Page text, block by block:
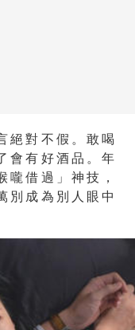
絕對不假。敢喝
會有好酒品。年
嚨借過」神技，
別成為別人眼中